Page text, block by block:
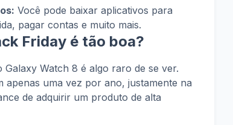
Você pode baixar aplicativos para
pagar contas e muito mais.
Friday é tão boa?
Watch 8 é algo raro de se ver.
apenas uma vez por ano, justamente na
de adquirir um produto de alta